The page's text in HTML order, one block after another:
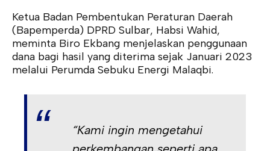
Ketua Badan Pembentukan Peraturan Daerah
(Bapemperda) DPRD Sulbar, Habsi Wahid,
meminta Biro Ekbang menjelaskan penggunaan
dana bagi hasil yang diterima sejak Januari 2023
melalui Perumda Sebuku Energi Malaqbi.
“Kami ingin mengetahui